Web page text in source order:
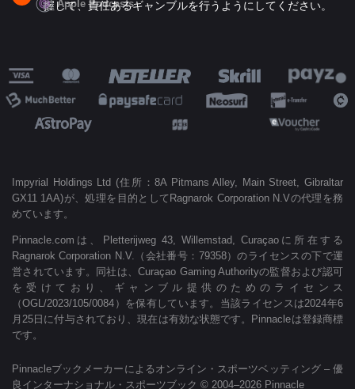
Apple Podcasts
握して、責任あるギャンブルを行うようにしてください。
Impyrial Holdings Ltd (住所：8A Pitmans Alley, Main Street, Gibraltar
GX11 1AA)が、処理を目的としてRagnarok Corporation N.Vの代理を務
めています。
Pinnacle.comは、Pletterijweg 43, Willemstad, Curaçaoに所在する
Ragnarok Corporation N.V.（会社番号：79358）のライセンスの下で運
営されています。同社は、Curaçao Gaming Authorityの監督および認可
を受けており、ギャンブル提供のためのライセンス
（OGL/2023/105/0084）を保有しています。当該ライセンスは2024年6
月25日に付与されており、現在は有効な状態です。Pinnacleは登録商標
です。
Pinnacleブックメーカーによるオンライン・スポーツベッティング – 優
良インターナショナル・スポーツブック © 2004–2026 Pinnacle